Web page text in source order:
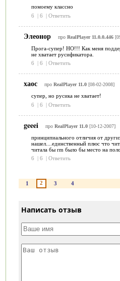
помоему классно
6
| 6 | Ответить
Элеонор про RealPlayer 11.0.0.446
Прога-супер! НО!!! Как меня
не хватает русификатора.
6
| 6 | Ответить
хаос про RealPlayer 11.0[08-02-2008]
супер, но русика не хватает!
6
| 6 | Ответить
geeei про RealPlayer 11.0[10-12-2007]
принципиального отличия от
нашел....единственный плюс что
читала бы rm было бы место на
6
| 6 | Ответить
1 2 3 4
Написать отзыв